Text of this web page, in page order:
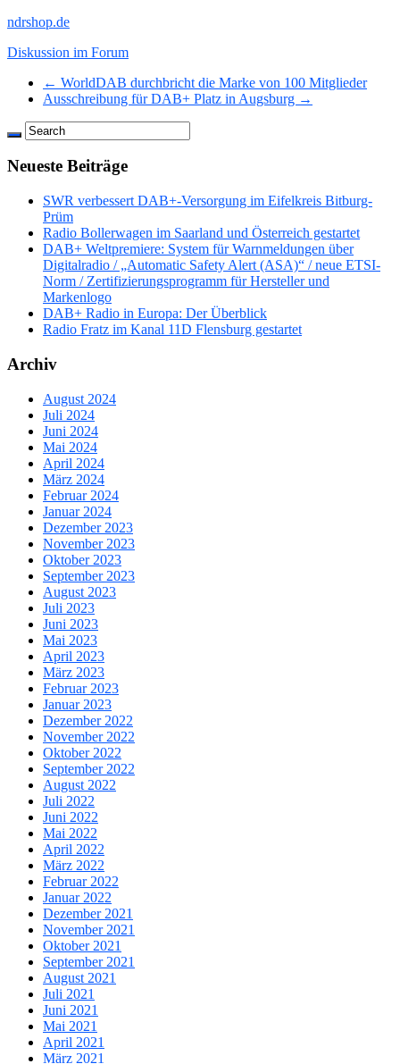
ndrshop.de
Diskussion im Forum
← WorldDAB durchbricht die Marke von 100 Mitglieder
Ausschreibung für DAB+ Platz in Augsburg →
Neueste Beiträge
SWR verbessert DAB+-Versorgung im Eifelkreis Bitburg-
Prüm
Radio Bollerwagen im Saarland und Österreich gestartet
DAB+ Weltpremiere: System für Warnmeldungen über
Digitalradio / „Automatic Safety Alert (ASA)“ / neue ETSI-
Norm / Zertifizierungsprogramm für Hersteller und
Markenlogo
DAB+ Radio in Europa: Der Überblick
Radio Fratz im Kanal 11D Flensburg gestartet
Archiv
August 2024
Juli 2024
Juni 2024
Mai 2024
April 2024
März 2024
Februar 2024
Januar 2024
Dezember 2023
November 2023
Oktober 2023
September 2023
August 2023
Juli 2023
Juni 2023
Mai 2023
April 2023
März 2023
Februar 2023
Januar 2023
Dezember 2022
November 2022
Oktober 2022
September 2022
August 2022
Juli 2022
Juni 2022
Mai 2022
April 2022
März 2022
Februar 2022
Januar 2022
Dezember 2021
November 2021
Oktober 2021
September 2021
August 2021
Juli 2021
Juni 2021
Mai 2021
April 2021
März 2021